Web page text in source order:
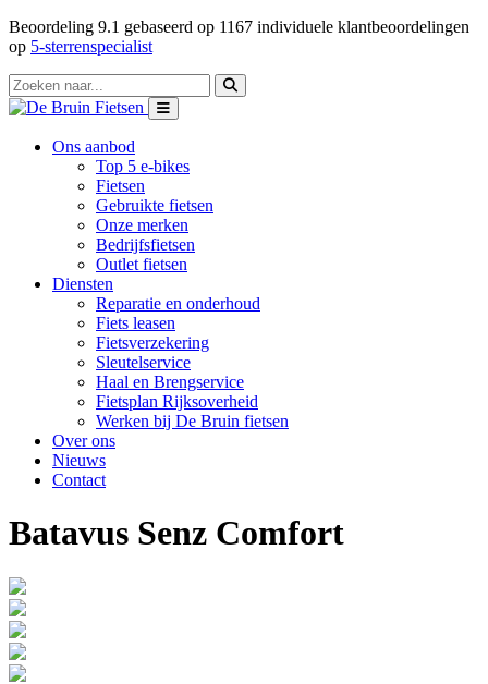
Beoordeling 9.1 gebaseerd op 1167 individuele klantbeoordelingen
op 5-sterrenspecialist
Ons aanbod
Top 5 e-bikes
Fietsen
Gebruikte fietsen
Onze merken
Bedrijfsfietsen
Outlet fietsen
Diensten
Reparatie en onderhoud
Fiets leasen
Fietsverzekering
Sleutelservice
Haal en Brengservice
Fietsplan Rijksoverheid
Werken bij De Bruin fietsen
Over ons
Nieuws
Contact
Batavus Senz Comfort